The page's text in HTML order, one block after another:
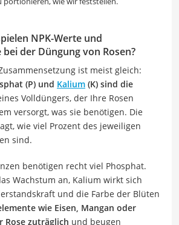
NPK-Werte und
der Düngung von Rosen?
ist meist gleich:
(P) und Kalium (K) sind die
Volldüngers, der Ihre Rosen
versorgt, was sie benötigen. Die
wie viel Prozent des jeweiligen
sind.
benötigen recht viel Phosphat.
Wachstum an, Kalium wirkt sich
und die Farbe der Blüten
wie Eisen, Mangan oder
Rose zuträglich und beugen